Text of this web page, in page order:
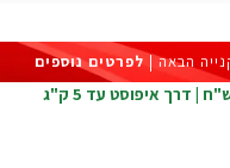
לפרטים נוספים